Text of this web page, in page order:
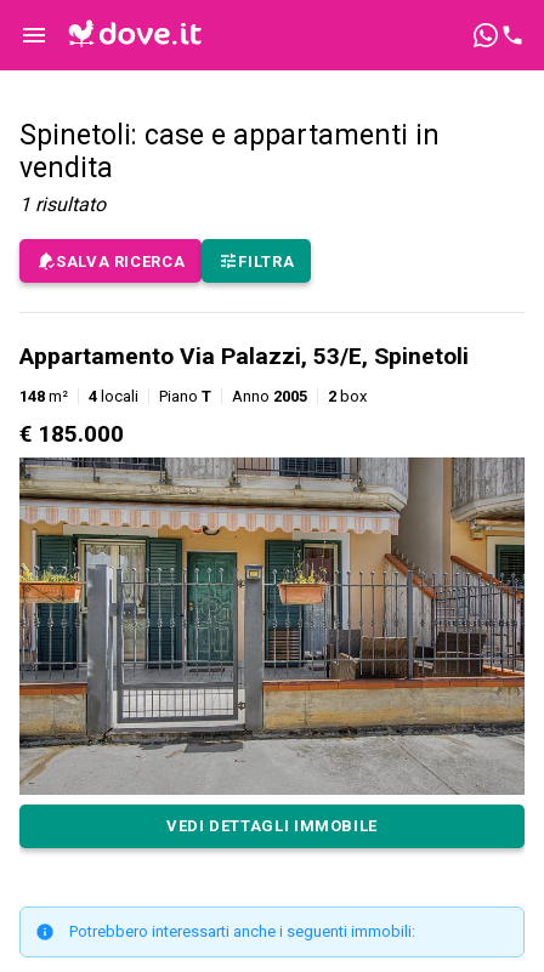
Spinetoli: case e appartamenti in
vendita
1 risultato
SALVA RICERCA FILTRA
Appartamento Via Palazzi, 53/E, Spinetoli
148 m² 4 locali Piano T Anno 2005 2 box
€ 185.000
VEDI DETTAGLI IMMOBILE
Potrebbero interessarti anche i seguenti immobili: